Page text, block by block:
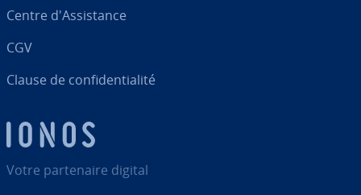
Votre par­te­naire digital
Centre d'As­sis­tance
CGV
Clause de con­fi­den­tia­lité